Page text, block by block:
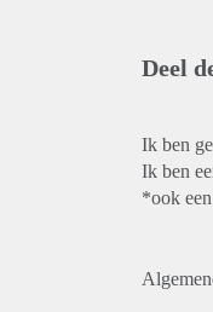
Deel
Ik ben
Ik ben
*ook